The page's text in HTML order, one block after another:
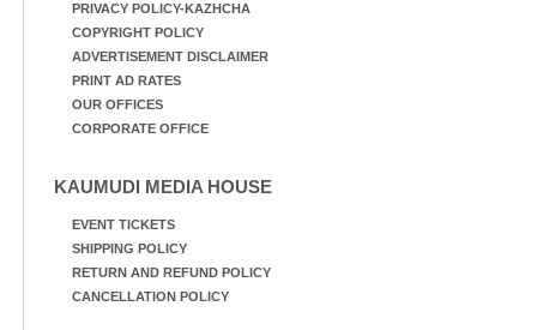
PRIVACY POLICY-KAZHCHA
COPYRIGHT POLICY
ADVERTISEMENT DISCLAIMER
PRINT AD RATES
OUR OFFICES
CORPORATE OFFICE
KAUMUDI MEDIA HOUSE
EVENT TICKETS
SHIPPING POLICY
RETURN AND REFUND POLICY
CANCELLATION POLICY